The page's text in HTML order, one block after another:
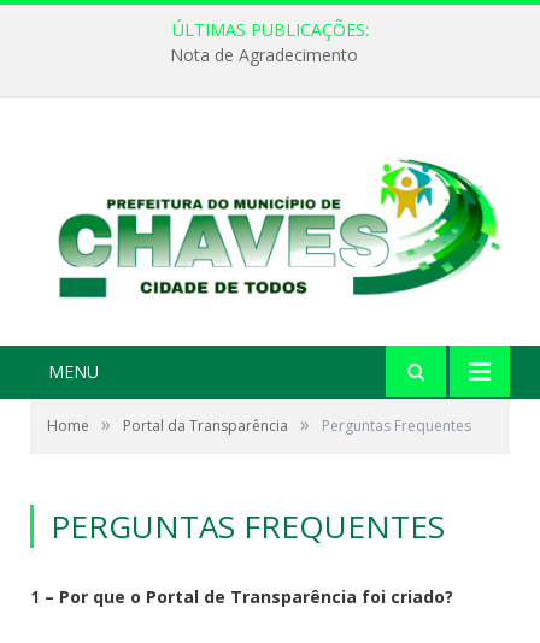
ÚLTIMAS PUBLICAÇÕES:
Nota de Agradecimento
MENU
Home » Portal da Transparência » Perguntas Frequentes
PERGUNTAS FREQUENTES
1 – Por que o Portal de Transparência foi criado?